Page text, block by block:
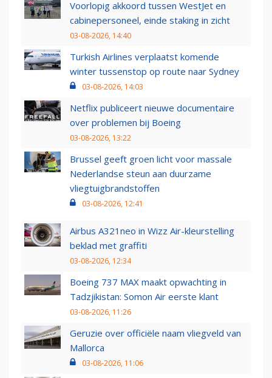
Voorlopig akkoord tussen WestJet en
cabinepersoneel, einde staking in zicht
03-08-2026, 14:40
Turkish Airlines verplaatst komende
winter tussenstop op route naar Sydney
03-08-2026, 14:03
Netflix publiceert nieuwe documentaire
over problemen bij Boeing
03-08-2026, 13:22
Brussel geeft groen licht voor massale
Nederlandse steun aan duurzame
vliegtuigbrandstoffen
03-08-2026, 12:41
Airbus A321neo in Wizz Air-kleurstelling
beklad met graffiti
03-08-2026, 12:34
Boeing 737 MAX maakt opwachting in
Tadzjikistan: Somon Air eerste klant
03-08-2026, 11:26
Geruzie over officiële naam vliegveld van
Mallorca
03-08-2026, 11:06